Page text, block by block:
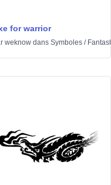
for warrior
weknow dans Symboles /